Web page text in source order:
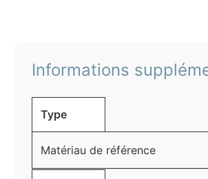
Informations
Type
Matériau de référence